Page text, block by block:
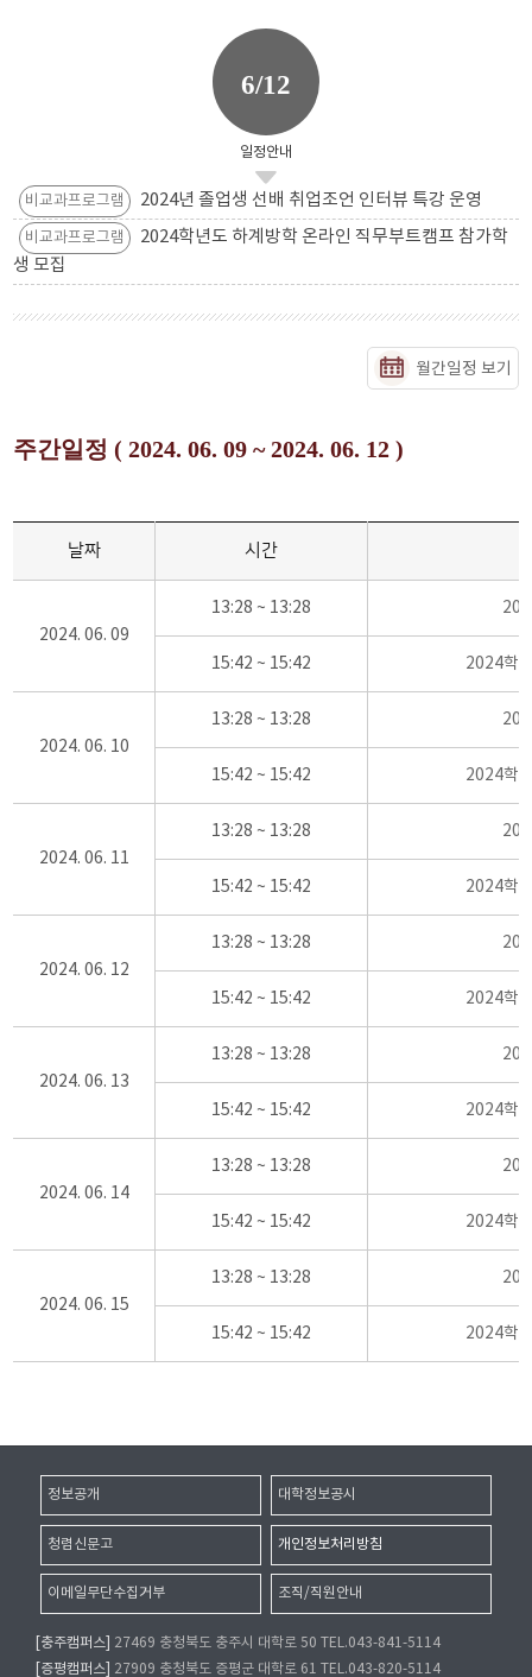
6/12
일정안내
비교과프로그램 2024년 졸업생 선배 취업조언 인터뷰 특강 운영
비교과프로그램
2024학년도 하계방학 온라인 직무부트캠프 참가학
생 모집
월간일정 보기
주간일정 ( 2024. 06. 09 ~ 2024. 06. 12 )
날짜 시간
2024. 06. 09
13:28 ~ 13:28
15:42 ~ 15:42 2024학
2024. 06. 10
13:28 ~ 13:28
15:42 ~ 15:42 2024학
2024. 06. 11
13:28 ~ 13:28
15:42 ~ 15:42 2024학
2024. 06. 12
13:28 ~ 13:28
15:42 ~ 15:42 2024학
2024. 06. 13
13:28 ~ 13:28
15:42 ~ 15:42 2024학
2024. 06. 14
13:28 ~ 13:28
15:42 ~ 15:42 2024학
2024. 06. 15
13:28 ~ 13:28
15:42 ~ 15:42 2024학
정보공개 대학정보공시
청렴신문고 개인정보처리방침
이메일무단수집거부 조직/직원안내
[충주캠퍼스]
27469 충청북도 충주시 대학로 50 TEL.043-841-5114
[증평캠퍼스]
27909 충청북도 증평군 대학로 61 TEL.043-820-5114